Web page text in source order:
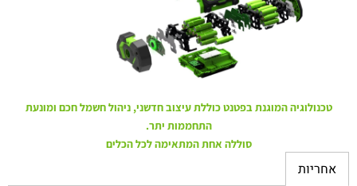
טכנולוגיה המוגנת בפטנט כוללת עיצוב חדשני, ניהול חשמל חכם ומונעת
התחממות יתר.
סוללה אחת המתאימה לכל הכלים
אחריות